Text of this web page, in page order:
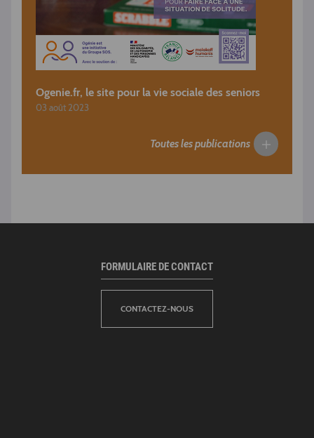
Ogenie.fr, le site pour la vie sociale des seniors
03 août 2023
Toutes les publications
FORMULAIRE DE CONTACT
CONTACTEZ-NOUS